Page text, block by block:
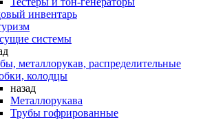
инвентарь
системы
металлорукав, распределительные
колодцы
назад
Металлорукава
Трубы гофрированные